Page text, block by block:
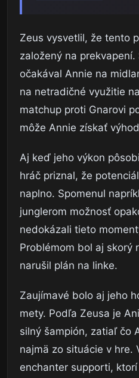
Zeus vysvetlil, že tento
založený na
očakával Annie na
na netradičné využitie
matchup proti Gnarovi
môže Annie získať
Aj keď jeho výkon
hráč priznal, že
naplno. Spomenul
junglerom možnosť
nedokázali tieto
Problémom bol aj skorý
narušil plán na linke.
Zaujímavé bolo aj jeho
mety. Podľa Zeusa je
silný šampión, zatiaľ čo
najmä zo situácie v hre.
enchanter supporti,